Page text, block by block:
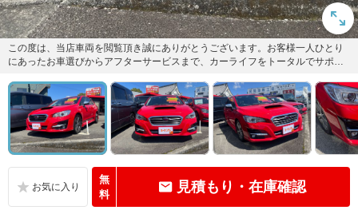
この度は、当店車両を閲覧頂き誠にありがとうございます。お客様一人ひとり
にあったお車選びからアフターサービスまで、カーライフをトータルでサポー
無
料
見積もり・在庫確認